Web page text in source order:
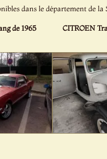
dans le département de
de 1965 CITROEN